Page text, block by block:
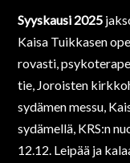
Syyskausi 2025
Kaisa Tuikkasen
rovasti,
tie, Joroisten
sydämen messu,
sydämellä, KRS:n
12.12. Leipää ja